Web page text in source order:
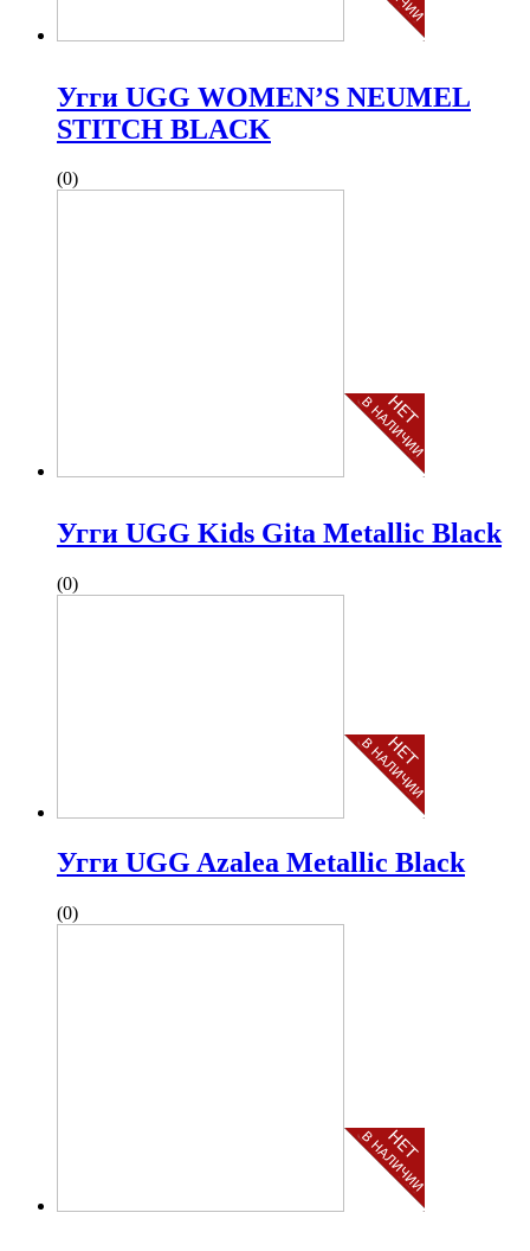
Угги UGG WOMEN’S NEUMEL
STITCH BLACK
(0)
Угги UGG Kids Gita Metallic Black
(0)
Угги UGG Azalea Metallic Black
(0)